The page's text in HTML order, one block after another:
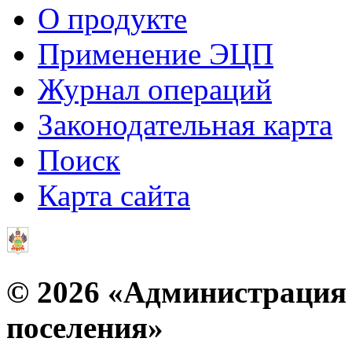
О продукте
Применение ЭЦП
Журнал операций
Законодательная карта
Поиск
Карта сайта
© 2026 «Администрация
поселения»